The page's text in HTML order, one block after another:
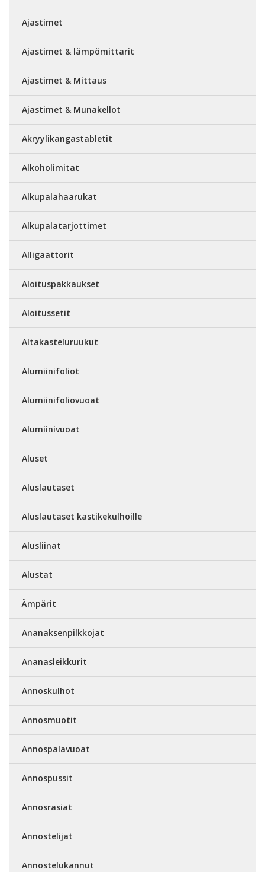
Ajastimet
Ajastimet & lämpömittarit
Ajastimet & Mittaus
Ajastimet & Munakellot
Akryylikangastabletit
Alkoholimitat
Alkupalahaarukat
Alkupalatarjottimet
Alligaattorit
Aloituspakkaukset
Aloitussetit
Altakasteluruukut
Alumiinifoliot
Alumiinifoliovuoat
Alumiinivuoat
Aluset
Aluslautaset
Aluslautaset kastikekulhoille
Alusliinat
Alustat
Ämpärit
Ananaksenpilkkojat
Ananasleikkurit
Annoskulhot
Annosmuotit
Annospalavuoat
Annospussit
Annosrasiat
Annostelijat
Annostelukannut